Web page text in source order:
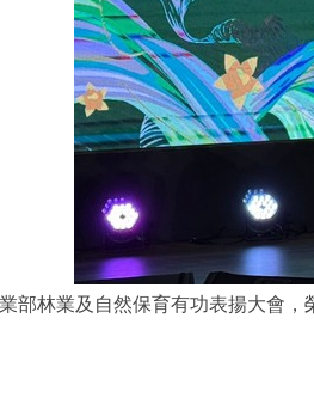
部林業及自然保育有功表揚大會，